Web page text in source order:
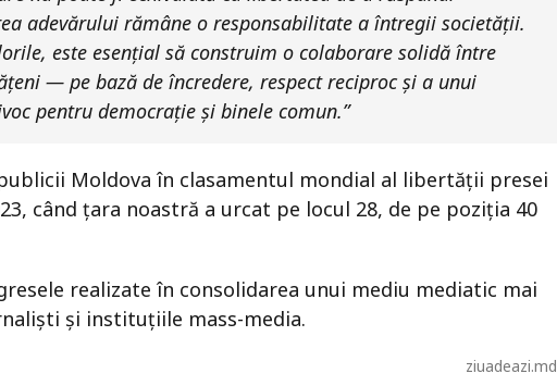
adevărului rămâne o responsabilitate a întregii societății.
este esențial să construim o colaborare solidă între
— pe bază de încredere, respect reciproc și a unui
pentru democrație și binele comun.”
Moldova în clasamentul mondial al libertății presei
când țara noastră a urcat pe locul 28, de pe poziția 40
realizate în consolidarea unui mediu mediatic mai
și instituțiile mass-media.
ziuadeazi.md